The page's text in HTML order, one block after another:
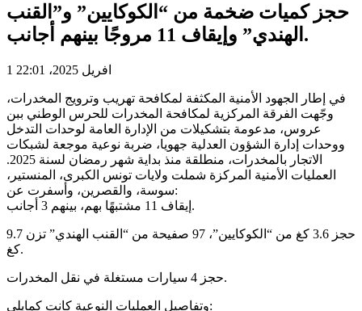
حجز كميات ضخمة من “الكوكايين” و”القنب
الهندي” وإيقاف 11 مروجًا بينهم أجانب.
1 افريل 2025، 22:01
في إطار الجهود الأمنية المكثفة لمكافحة تهريب وترويج المخدرات،
وجّهت الفرقة المركزية لمكافحة المخدرات للحرس الوطني ببن
عروس، مدعومة بتشكيلات من الإدارة العامة لوحدات التدخل
ووحدات إدارة الشؤون العدلية جهويا، ضربة نوعية موجعة لشبكات
الاتجار بالمخدرات، منطلقة منذ بداية شهر رمضان لسنة 2025.
العمليات الأمنية المركزة شملت ولايات تونس الكبرى، المنستير،
سوسة، والقصرين، وأسفرت عن:
إيقاف 11 مشتبهًا بهم، بينهم 3 أجانب.
حجز 3.6 كغ من “الكوكايين”، 97 صفيحة من “القنب الهندي” تزن 9.7
كغ.
حجز 4 سيارات مستغلة في نقل المخدرات.
وتفاصيل العمليات النوعية كانت كمايلي: